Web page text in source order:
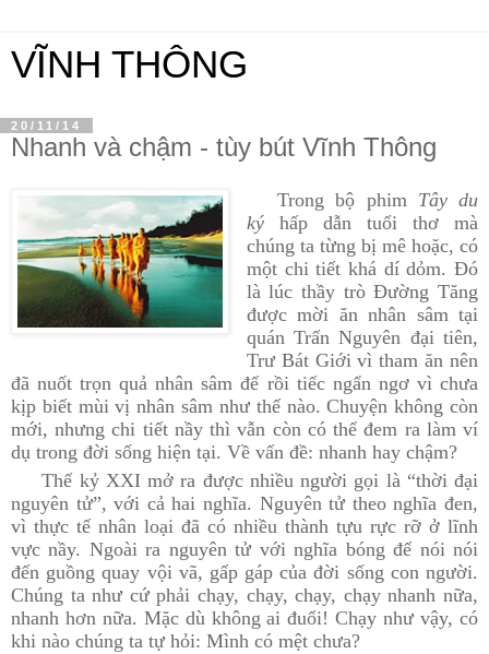
VĨNH THÔNG
20/11/14
Nhanh và chậm - tùy bút Vĩnh Thông
Trong bộ phim Tây du
kýhấp dẫn tuổi thơ mà
chúng ta từng bị mê hoặc, có
một chi tiết khá dí dỏm. Đó
là lúc thầy trò Đường Tăng
được mời ăn nhân sâm tại
quán Trấn Nguyên đại tiên,
Trư Bát Giới vì tham ăn nên
đã nuốt trọn quả nhân sâm để rồi tiếc ngẩn ngơ vì chưa
kịp biết mùi vị nhân sâm như thế nào. Chuyện không còn
mới, nhưng chi tiết nầy thì vẫn còn có thể đem ra làm ví
dụ trong đời sống hiện tại. Về vấn đề: nhanh hay chậm?
Thế kỷ XXI mở ra được nhiều người gọi là “thời đại
nguyên tử”, với cả hai nghĩa. Nguyên tử theo nghĩa đen,
vì thực tế nhân loại đã có nhiều thành tựu rực rỡ ở lĩnh
vực nầy. Ngoài ra nguyên tử với nghĩa bóng để nói nói
đến guồng quay vội vã, gấp gáp của đời sống con người.
Chúng ta như cứ phải chạy, chạy, chạy, chạy nhanh nữa,
nhanh hơn nữa. Mặc dù không ai đuổi! Chạy như vậy, có
khi nào chúng ta tự hỏi: Mình có mệt chưa?